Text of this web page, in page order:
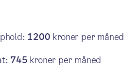
1200 kroner per måned
745 kroner per måned